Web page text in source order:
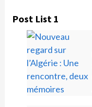
Post List 1